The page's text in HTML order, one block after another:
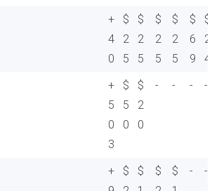
+
4
0
$
2
5
$
2
5
$
2
5
$
2
5
$
6
9
$
2
4
+
5
0
3
$
5
0
$
2
0
- - - -
+
$
$
$
$
- -